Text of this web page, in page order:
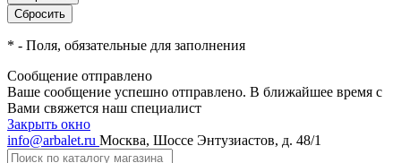
* - Поля, обязательные для заполнения
Сообщение отправлено
Ваше сообщение успешно отправлено. В ближайшее время с
Вами свяжется наш специалист
Закрыть окно
info@arbalet.ru Москва, Шоссе Энтузиастов, д. 48/1